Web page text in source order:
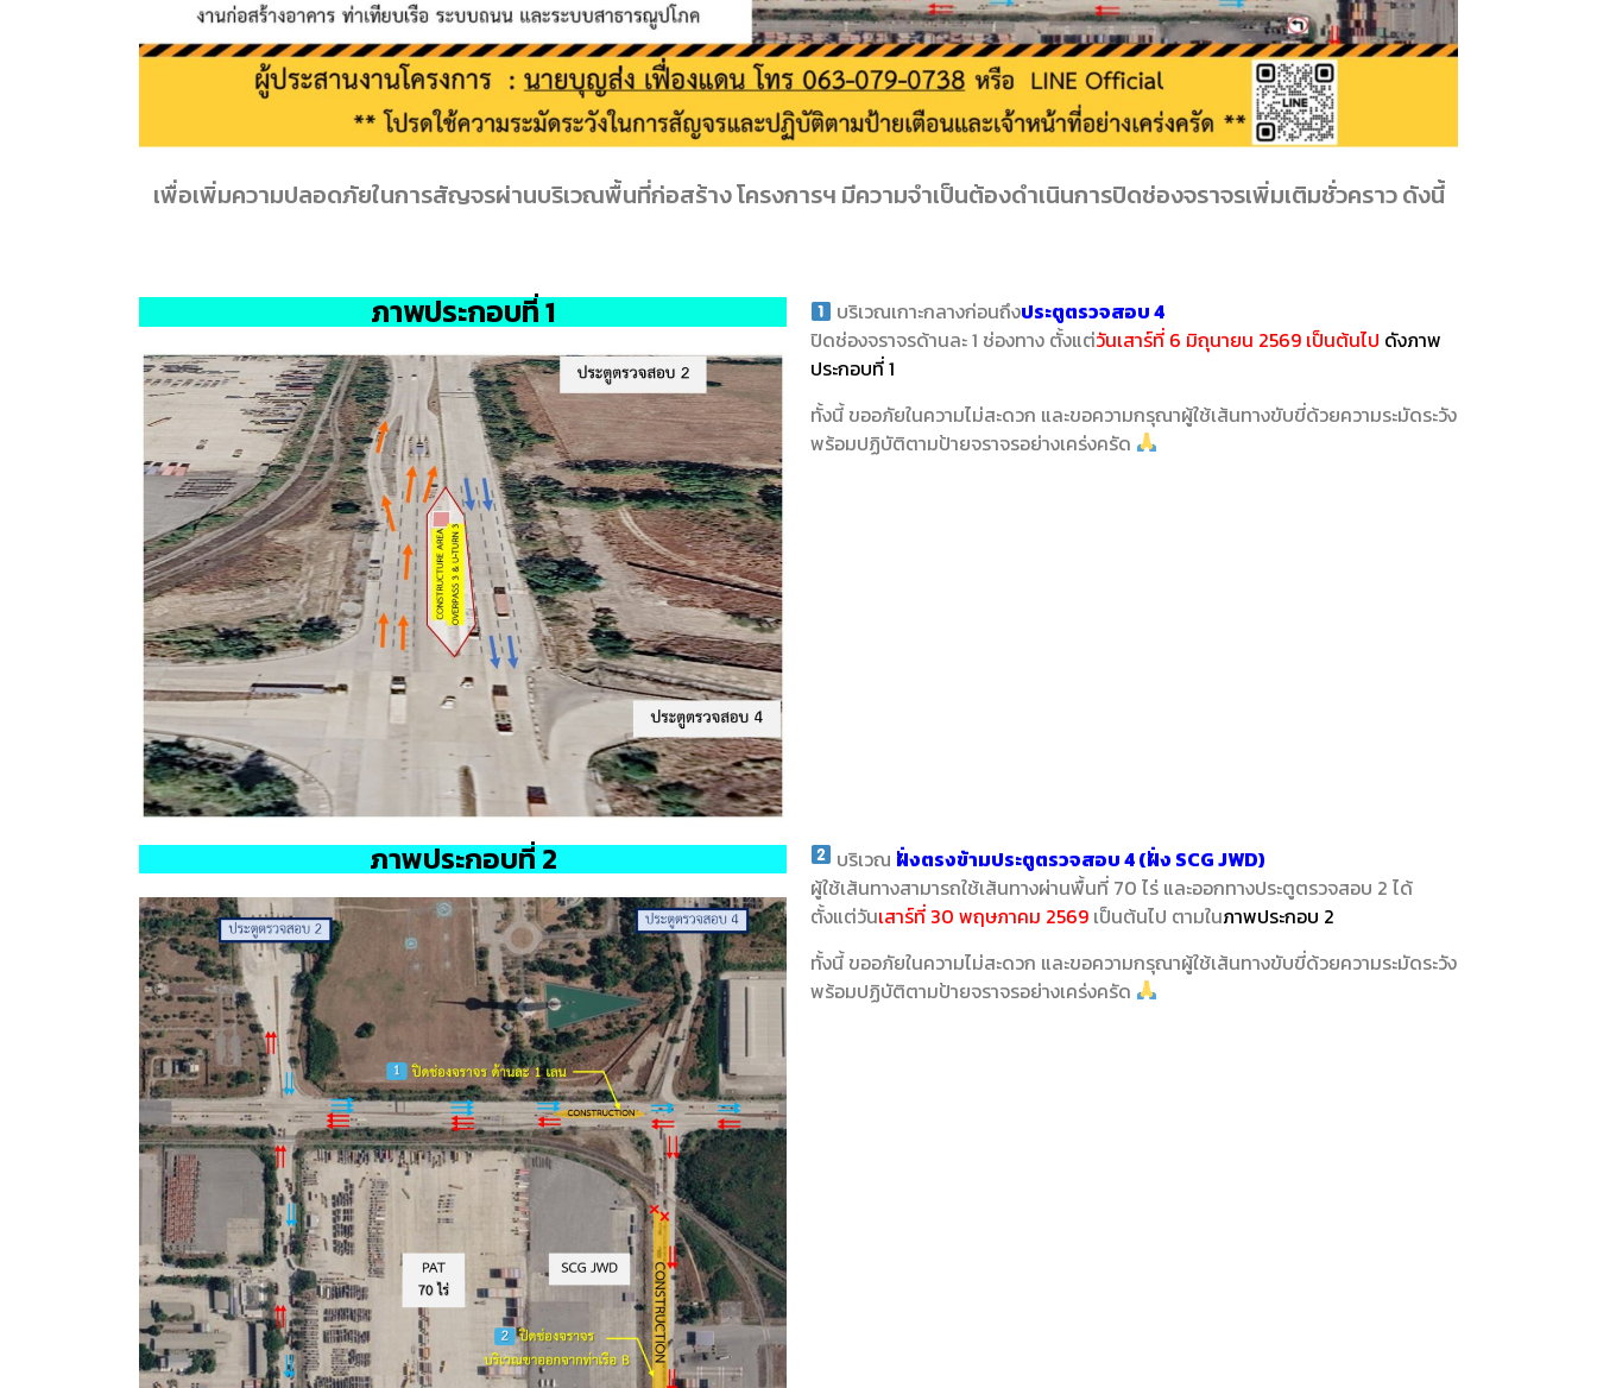
เพื่อเพิ่มความปลอดภัยในการสัญจรผ่านบริเวณพื้นที่ก่อสร้าง โครงการฯ มีความจำเป็นต้องดำเนินการปิดช่องจราจรเพิ่มเติมชั่วคราว ดังนี้
ภาพประกอบที่ 1 บริเวณเกาะกลางก่อนถึงประตูตรวจสอบ 4
ปิดช่องจราจรด้านละ 1 ช่องทาง ตั้งแต่วันเสาร์ที่ 6 มิถุนายน 2569 เป็นต้นไป ดังภาพ
ประกอบที่ 1
ทั้งนี้ ขออภัยในความไม่สะดวก และขอความกรุณาผู้ใช้เส้นทางขับขี่ด้วยความระมัดระวัง
พร้อมปฏิบัติตามป้ายจราจรอย่างเคร่งครัด
ภาพประกอบที่ 2 บริเวณ ฝั่งตรงข้ามประตูตรวจสอบ 4 (ฝั่ง SCG JWD)
ผู้ใช้เส้นทางสามารถใช้เส้นทางผ่านพื้นที่ 70 ไร่ และออกทางประตูตรวจสอบ 2 ได้
ตั้งแต่วันเสาร์ที่ 30 พฤษภาคม 2569 เป็นต้นไป ตามในภาพประกอบ 2
ทั้งนี้ ขออภัยในความไม่สะดวก และขอความกรุณาผู้ใช้เส้นทางขับขี่ด้วยความระมัดระวัง
พร้อมปฏิบัติตามป้ายจราจรอย่างเคร่งครัด